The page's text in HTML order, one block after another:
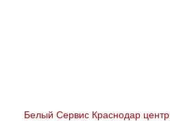
Белый Сервис Краснодар центр